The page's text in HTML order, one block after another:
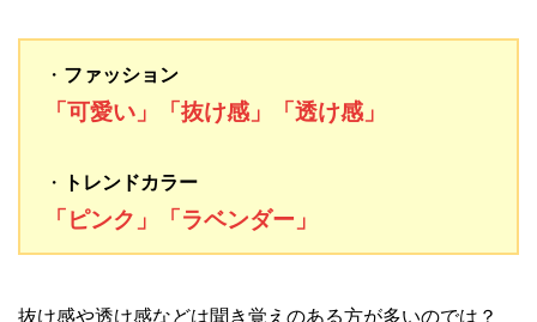
・ ファッション
「可愛い」「抜け感」「透け感」
・ トレンドカラー
「ピンク」「ラベンダー」
抜け感や透け感などは聞き覚えのある方が多いのでは？